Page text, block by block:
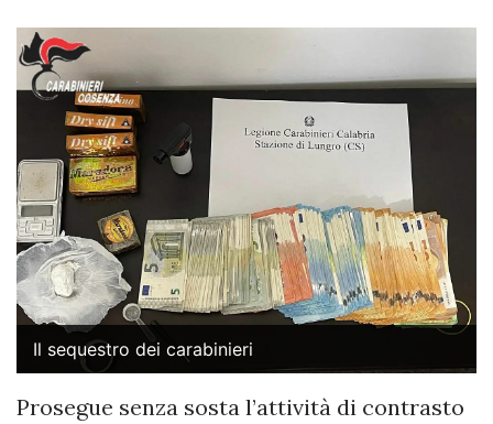
Il sequestro dei carabinieri
Prosegue senza sosta l’attività di contrasto